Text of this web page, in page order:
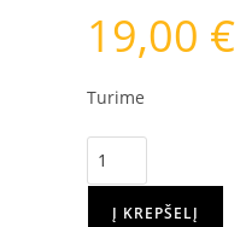
19,00 €
Turime
produkto
kiekis:
VITELLA
Į KREPŠELĮ